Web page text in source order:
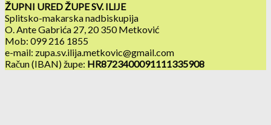
ŽUPNI URED ŽUPE SV. ILIJE
Splitsko-makarska nadbiskupija
O. Ante Gabrića 27, 20 350 Metković
Mob: 099 216 1855
e-mail: zupa.sv.ilija.metkovic@gmail.com
Račun (IBAN) župe: HR8723400091111335908